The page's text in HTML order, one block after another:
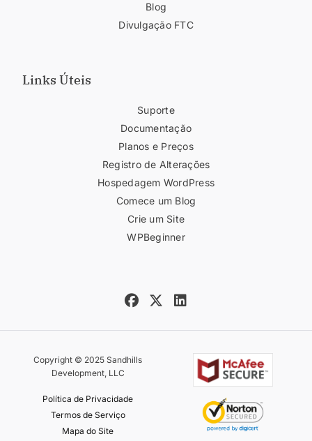
Blog
Divulgação FTC
Links Úteis
Suporte
Documentação
Planos e Preços
Registro de Alterações
Hospedagem WordPress
Comece um Blog
Crie um Site
WPBeginner
Copyright © 2025 Sandhills
Development, LLC
Política de Privacidade
Termos de Serviço
Mapa do Site